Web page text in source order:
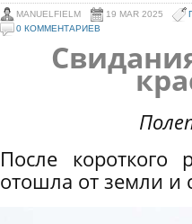
MANUELFIELM 19 MAR 2025
0 КОММЕНТАРИЕВ
После короткого
отошла от земли и